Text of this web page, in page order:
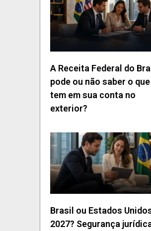
A Receita Federal do
pode ou não saber o
tem em sua conta no
exterior?
Brasil ou Estados
2027? Segurança